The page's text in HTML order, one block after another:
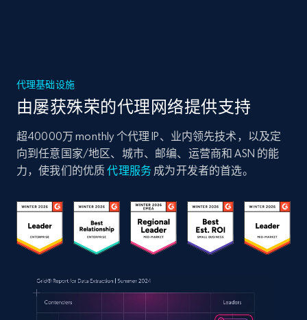
代理基础设施
由屡获殊荣的代理网络提供支持
超40000万 monthly 个代理 IP、业内领先技术，以及定
向到任意国家/地区、城市、邮编、运营商和 ASN 的能
力，使我们的优质代理服务 成为开发者的首选。